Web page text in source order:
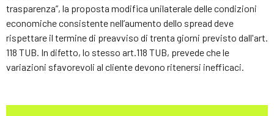
trasparenza”, la proposta modifica unilaterale delle condizioni
economiche consistente nell’aumento dello spread deve
rispettare il termine di preavviso di trenta giorni previsto dall'art.
118 TUB. In difetto, lo stesso art.118 TUB, prevede che le
variazioni sfavorevoli al cliente devono ritenersi inefficaci.